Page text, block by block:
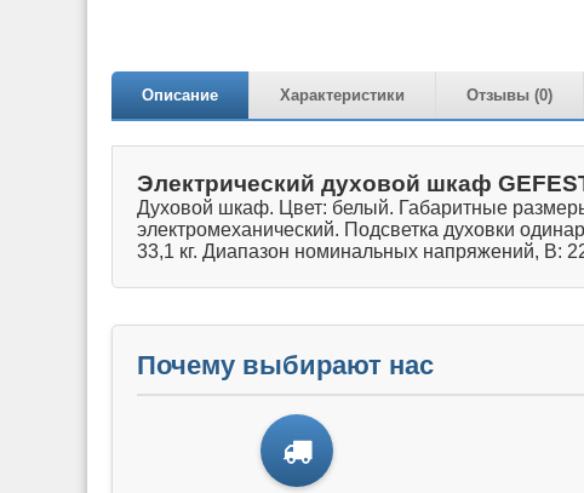
Описание Характеристики Отзывы (0)
Электрический духовой шкаф
Духовой шкаф. Цвет: белый. Габаритные
электромеханический. Подсветка духовки
33,1 кг. Диапазон номинальных напряжений, В:
Почему выбирают нас